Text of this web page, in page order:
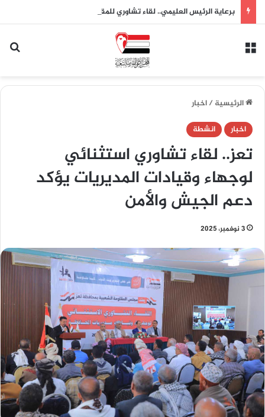
الرئيسية/اخبار
اخبار
انشطة
تعز.. لقاء تشاوري استثنائي
لوجهاء وقيادات المديريات يؤكد
دعم الجيش والأمن
3 نوفمبر، 2025